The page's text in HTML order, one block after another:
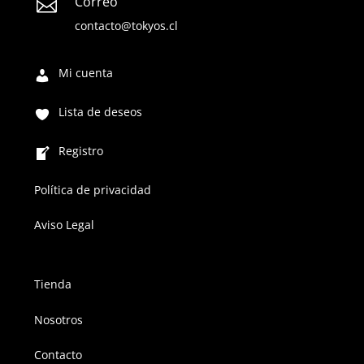

contacto@tokyos.cl
Mi cuenta
Lista de deseos
Registro
Política de privacidad
Aviso Legal
Tienda
Nosotros
Contacto